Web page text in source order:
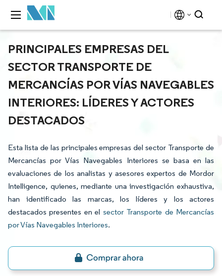
PRINCIPALES EMPRESAS DEL
SECTOR TRANSPORTE DE
MERCANCÍAS POR VÍAS NAVEGABLES
INTERIORES: LÍDERES Y ACTORES
DESTACADOS
Esta lista de las principales empresas del sector Transporte de
Mercancías por Vías Navegables Interiores se basa en las
evaluaciones de los analistas y asesores expertos de Mordor
Intelligence, quienes, mediante una investigación exhaustiva,
han identificado las marcas, los líderes y los actores
destacados presentes en el sector Transporte de Mercancías
por Vías Navegables Interiores.